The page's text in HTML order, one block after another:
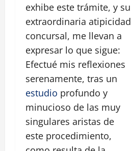
exhibe este trámite, y su
extraordinaria atipicidad
concursal, me llevan a
expresar lo que sigue:
Efectué mis reflexiones
serenamente, tras un
estudio profundo y
minucioso de las muy
singulares aristas de
este procedimiento,